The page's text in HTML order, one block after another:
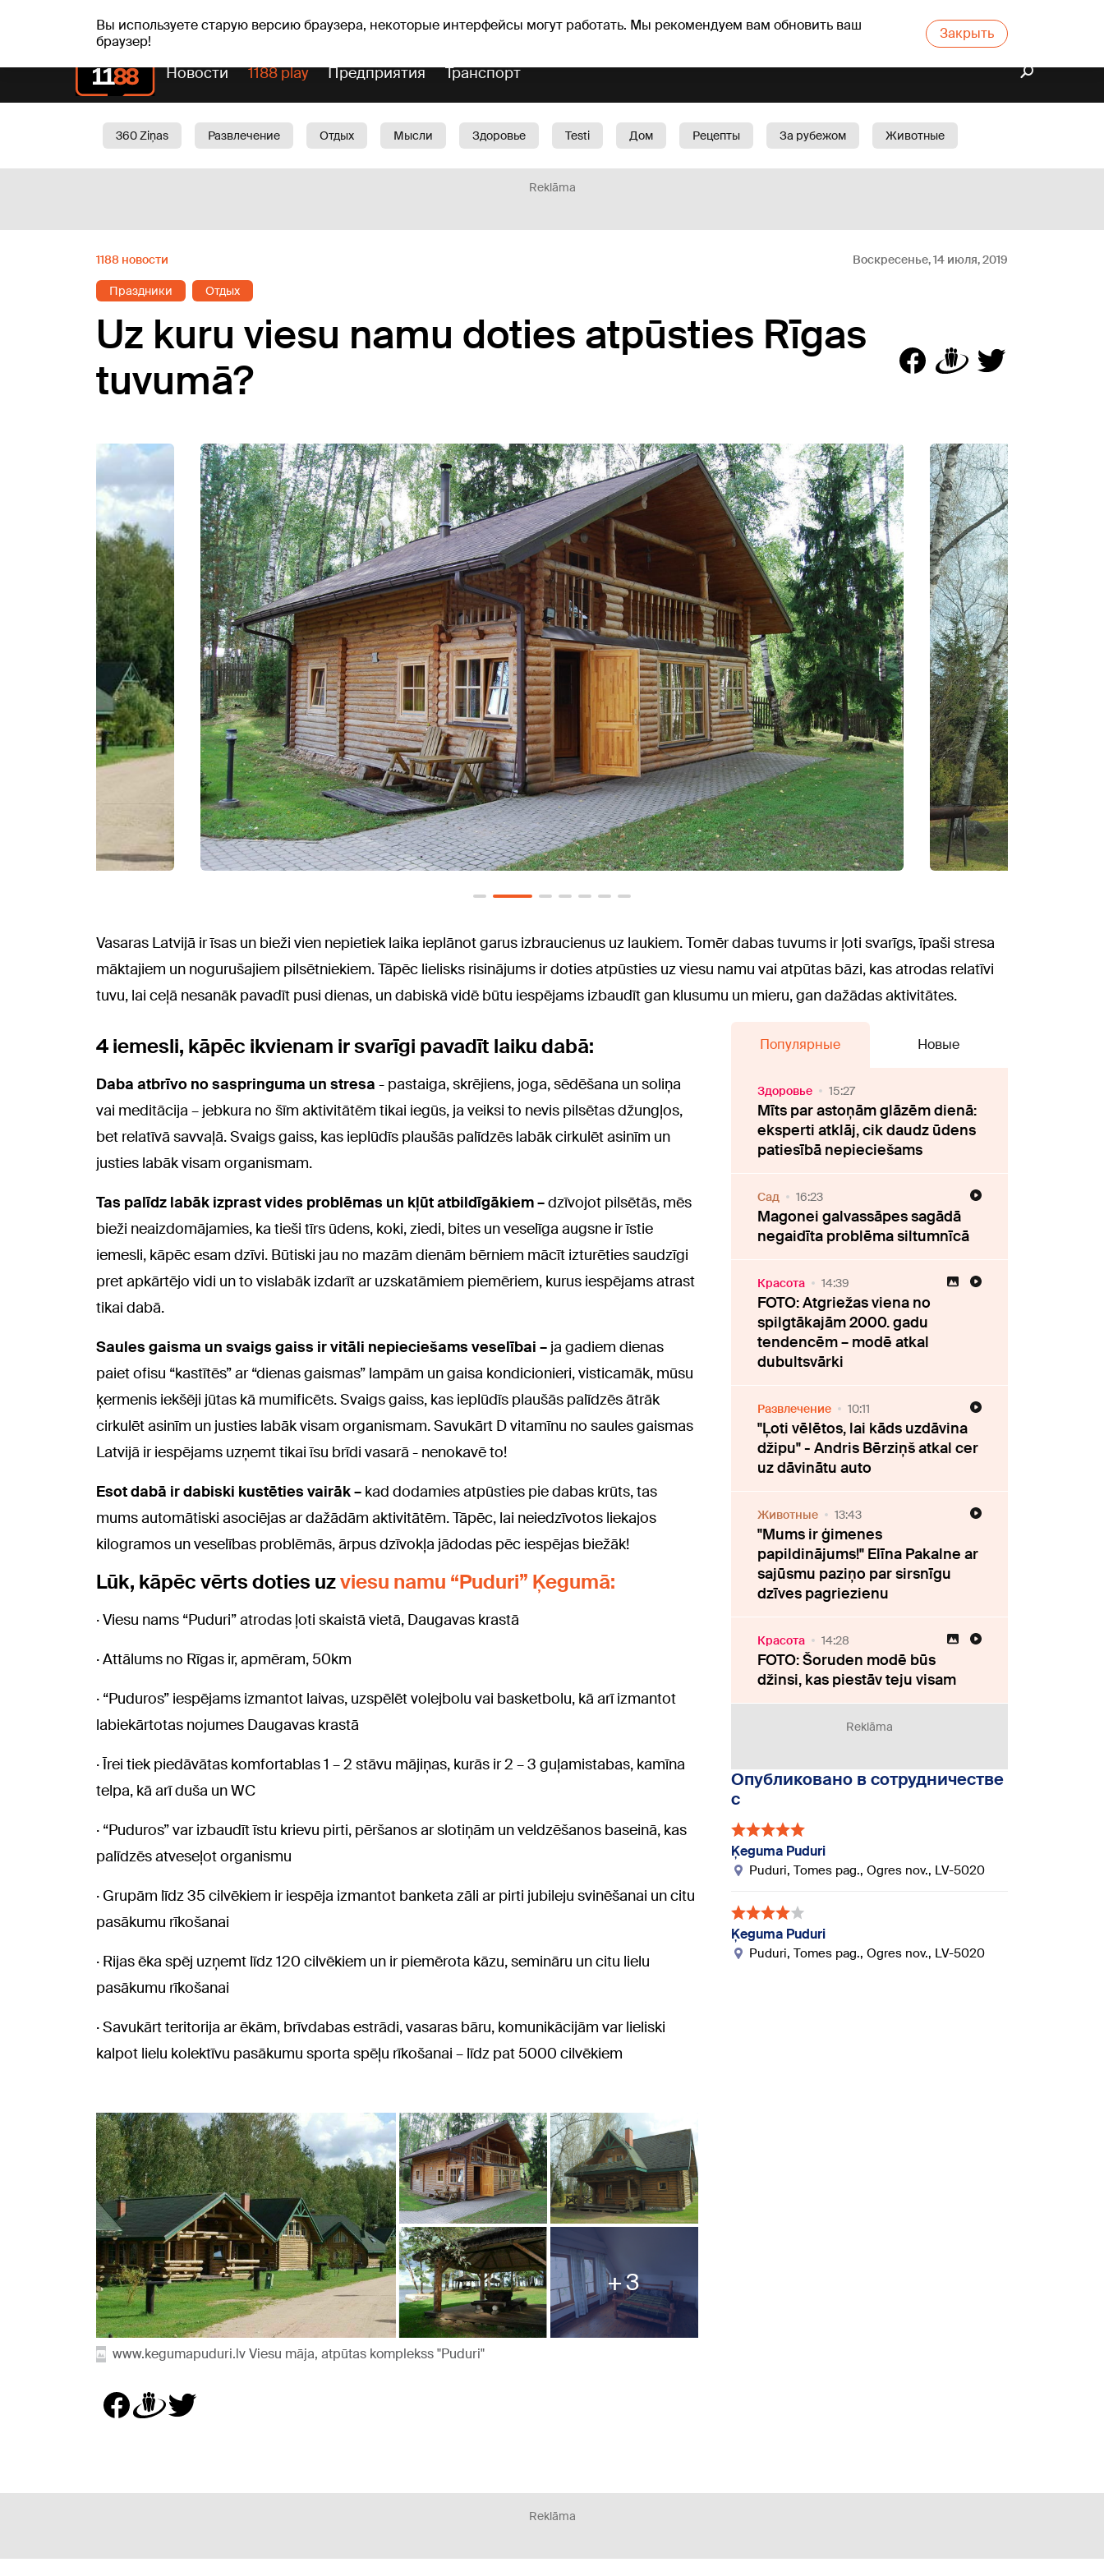
Вы используете старую версию браузера, некоторые интерфейсы могут работать. Мы рекомендуем вам обновить ваш
браузер!
Закрыть
сб, 08.08.2026. +20°C Mudīte, Vladislava, Vladislavs Прогноз погоды Гороскопы
Новости 1188 play Предприятия Транспорт
360 Ziņas Развлечение Отдых Мысли Здоровье Testi Дом Рецепты За рубежом
Животные
Reklāma
1188 новости Воскресенье, 14 июля, 2019
Праздники Отдых
Uz kuru viesu namu doties atpūsties Rīgas
tuvumā?
Vasaras Latvijā ir īsas un bieži vien nepietiek laika ieplānot garus izbraucienus uz laukiem. Tomēr dabas tuvums ir ļoti svarīgs, īpaši stresa
māktajiem un nogurušajiem pilsētniekiem. Tāpēc lielisks risinājums ir doties atpūsties uz viesu namu vai atpūtas bāzi, kas atrodas relatīvi
tuvu, lai ceļā nesanāk pavadīt pusi dienas, un dabiskā vidē būtu iespējams izbaudīt gan klusumu un mieru, gan dažādas aktivitātes.
4 iemesli, kāpēc ikvienam ir svarīgi pavadīt laiku dabā:
Daba atbrīvo no saspringuma un stresa - pastaiga, skrējiens, joga, sēdēšana un soliņa
vai meditācija – jebkura no šīm aktivitātēm tikai iegūs, ja veiksi to nevis pilsētas džungļos,
bet relatīvā savvaļā. Svaigs gaiss, kas ieplūdīs plaušās palīdzēs labāk cirkulēt asinīm un
justies labāk visam organismam.
Tas palīdz labāk izprast vides problēmas un kļūt atbildīgākiem –dzīvojot pilsētās, mēs
bieži neaizdomājamies, ka tieši tīrs ūdens, koki, ziedi, bites un veselīga augsne ir īstie
iemesli, kāpēc esam dzīvi. Būtiski jau no mazām dienām bērniem mācīt izturēties saudzīgi
pret apkārtējo vidi un to vislabāk izdarīt ar uzskatāmiem piemēriem, kurus iespējams atrast
tikai dabā.
Saules gaisma un svaigs gaiss ir vitāli nepieciešams veselībai – ja gadiem dienas
paiet ofisu “kastītēs” ar “dienas gaismas” lampām un gaisa kondicionieri, visticamāk, mūsu
ķermenis iekšēji jūtas kā mumificēts. Svaigs gaiss, kas ieplūdīs plaušās palīdzēs ātrāk
cirkulēt asinīm un justies labāk visam organismam. Savukārt D vitamīnu no saules gaismas
Latvijā ir iespējams uzņemt tikai īsu brīdi vasarā - nenokavē to!
Esot dabā ir dabiski kustēties vairāk – kad dodamies atpūsties pie dabas krūts, tas
mums automātiski asociējas ar dažādām aktivitātēm. Tāpēc, lai neiedzīvotos liekajos
kilogramos un veselības problēmās, ārpus dzīvokļa jādodas pēc iespējas biežāk!
Lūk, kāpēc vērts doties uzviesu namu “Puduri” Ķegumā:
· Viesu nams “Puduri” atrodas ļoti skaistā vietā, Daugavas krastā
· Attālums no Rīgas ir, apmēram, 50km
· “Puduros” iespējams izmantot laivas, uzspēlēt volejbolu vai basketbolu, kā arī izmantot
labiekārtotas nojumes Daugavas krastā
· Īrei tiek piedāvātas komfortablas 1 – 2 stāvu mājiņas, kurās ir 2 – 3 guļamistabas, kamīna
telpa, kā arī duša un WC
· “Puduros” var izbaudīt īstu krievu pirti, pēršanos ar slotiņām un veldzēšanos baseinā, kas
palīdzēs atveseļot organismu
· Grupām līdz 35 cilvēkiem ir iespēja izmantot banketa zāli ar pirti jubileju svinēšanai un citu
pasākumu rīkošanai
· Rijas ēka spēj uzņemt līdz 120 cilvēkiem un ir piemērota kāzu, semināru un citu lielu
pasākumu rīkošanai
· Savukārt teritorija ar ēkām, brīvdabas estrādi, vasaras bāru, komunikācijām var lieliski
kalpot lielu kolektīvu pasākumu sporta spēļu rīkošanai – līdz pat 5000 cilvēkiem
3
www.kegumapuduri.lv Viesu māja, atpūtas komplekss "Puduri"
Популярные Новые
Здоровье 15:27
Mīts par astoņām glāzēm dienā:
eksperti atklāj, cik daudz ūdens
patiesībā nepieciešams
Cад 16:23
Magonei galvassāpes sagādā
negaidīta problēma siltumnīcā
Красота 14:39
FOTO: Atgriežas viena no
spilgtākajām 2000. gadu
tendencēm – modē atkal
dubultsvārki
Развлечение 10:11
"Ļoti vēlētos, lai kāds uzdāvina
džipu" - Andris Bērziņš atkal cer
uz dāvinātu auto
Животные 13:43
"Mums ir ģimenes
papildinājums!" Elīna Pakalne ar
sajūsmu paziņo par sirsnīgu
dzīves pagriezienu
Красота 14:28
FOTO: Šoruden modē būs
džinsi, kas piestāv teju visam
Reklāma
Опубликовано в сотрудничестве
с
Ķeguma Puduri
Puduri, Tomes pag., Ogres nov., LV-5020
Ķeguma Puduri
Puduri, Tomes pag., Ogres nov., LV-5020
Reklāma